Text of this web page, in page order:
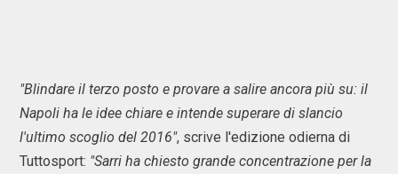
"Blindare il terzo posto e provare a salire ancora più su: il
Napoli ha le idee chiare e intende superare di slancio
l'ultimo scoglio del 2016", scrive l'edizione odierna di
Tuttosport: "Sarri ha chiesto grande concentrazione per la